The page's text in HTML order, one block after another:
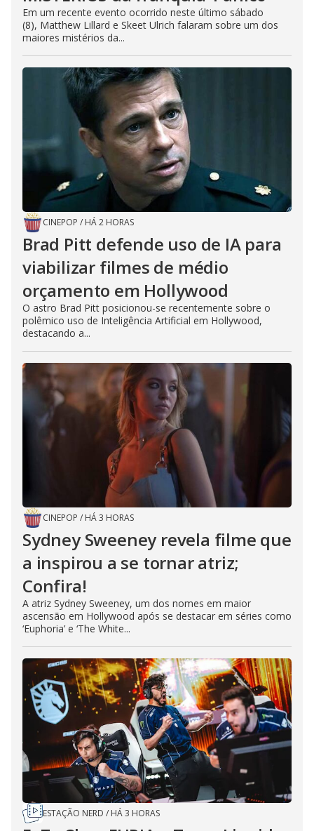
Em um recente evento ocorrido neste último sábado
(8), Matthew Lillard e Skeet Ulrich falaram sobre um dos
maiores mistérios da...
CINEPOP / HÁ 2 HORAS
Brad Pitt defende uso de IA para
viabilizar filmes de médio
orçamento em Hollywood
O astro Brad Pitt posicionou-se recentemente sobre o
polêmico uso de Inteligência Artificial em Hollywood,
destacando a...
CINEPOP / HÁ 3 HORAS
Sydney Sweeney revela filme que
a inspirou a se tornar atriz;
Confira!
A atriz Sydney Sweeney, um dos nomes em maior
ascensão em Hollywood após se destacar em séries como
‘Euphoria’ e ‘The White...
ESTAÇÃO NERD / HÁ 3 HORAS